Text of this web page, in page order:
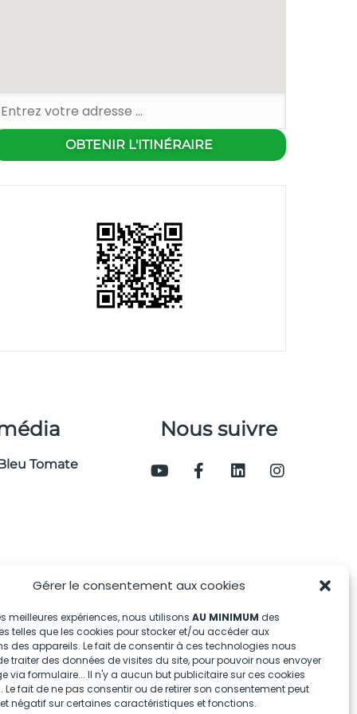
Gérer le consentement aux cookies
meilleures expériences, nous utilisons AU MINIMUM des
telles que les cookies pour stocker et/ou accéder aux
des appareils. Le fait de consentir à ces technologies nous
traiter des données de visites du site, pour pouvoir nous envoyer
via formulaire... Il n'y a aucun but publicitaire sur ces cookies
Le fait de ne pas consentir ou de retirer son consentement peut
négatif sur certaines caractéristiques et fonctions.
Tomate
Nous suivre